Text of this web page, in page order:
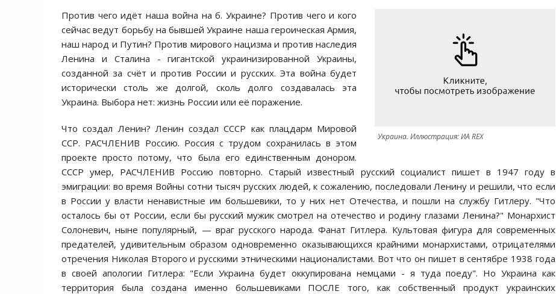
Украина. Иллюстрация: ИА REX
Против чего идёт наша война на б. Украине? Против чего и кого
сейчас ведут борьбу на бывшей Украине наша героическая Армия,
наш народ и Путин? Против мирового нацизма и против наследия
Ленина и Сталина - гигантской украинизированной Украины,
созданной за счёт и против России и русских. Эта война будет
исторически столь же долгой, сколь долго создавалась эта
Украина. Выбора нет: жизнь России или её поражение.
Что создал Ленин? Ленин создал СССР как плацдарм Мировой
ССР. РАСЧЛЕНИВ Россию. Россия с трудом сохранилась в этом
проекте просто потому, что была его единственным донором.
СССР умер, РАСЧЛЕНИВ Россию повторно. Старый известный русский социалист пишет в 1947 году в
эмиграции: во время Войны сотни тысяч русских людей, к сожалению, последовали Ленину и решили, что если
в России у власти ненавистные им большевики, то у них нет Отечества, и пошли на службу Гитлеру. "Что
осталось бы от России, если бы русский мужик смотрел на отечество и родину глазами Ленина?" Монархист
Солоневич, ныне популярный, — враг русского народа. Фанат Гитлера. Культовая фигура для современных
предателей, удивительным образом одновременно оказывающихся крайними монархистами, отрицателями
отречения Николая Второго и русскими этническими националистами. Вот что он пишет в сентябре 1938 года
в своей апологии Гитлера: "Если Украина будет оккупирована немцами - я туда поеду". Но Украина как
территория была создана именно большевиками ПОСЛЕ того, как собственный продукт украинских